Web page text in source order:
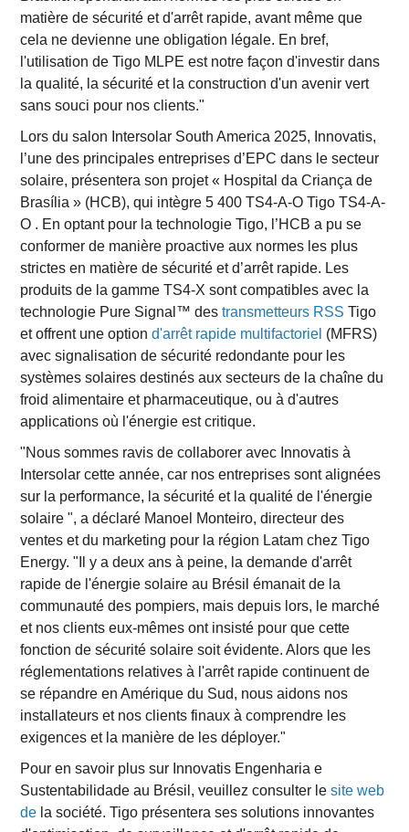
matière de sécurité et d'arrêt rapide, avant même que
cela ne devienne une obligation légale. En bref,
l'utilisation de Tigo MLPE est notre façon d'investir dans
la qualité, la sécurité et la construction d'un avenir vert
sans souci pour nos clients."
Lors du salon Intersolar South America 2025, Innovatis,
l’une des principales entreprises d’EPC dans le secteur
solaire, présentera son projet « Hospital da Criança de
Brasília » (HCB), qui intègre 5 400 TS4-A-O Tigo TS4-A-
O . En optant pour la technologie Tigo, l’HCB a pu se
conformer de manière proactive aux normes les plus
strictes en matière de sécurité et d’arrêt rapide. Les
produits de la gamme TS4-X sont compatibles avec la
technologie Pure Signal™ destransmetteurs RSS Tigo
et offrent une optiond'arrêt rapide multifactoriel (MFRS)
avec signalisation de sécurité redondante pour les
systèmes solaires destinés aux secteurs de la chaîne du
froid alimentaire et pharmaceutique, ou à d'autres
applications où l'énergie est critique.
"Nous sommes ravis de collaborer avec Innovatis à
Intersolar cette année, car nos entreprises sont alignées
sur la performance, la sécurité et la qualité de l'énergie
solaire ", a déclaré Manoel Monteiro, directeur des
ventes et du marketing pour la région Latam chez Tigo
Energy. "Il y a deux ans à peine, la demande d'arrêt
rapide de l'énergie solaire au Brésil émanait de la
communauté des pompiers, mais depuis lors, le marché
et nos clients eux-mêmes ont insisté pour que cette
fonction de sécurité solaire soit évidente. Alors que les
réglementations relatives à l'arrêt rapide continuent de
se répandre en Amérique du Sud, nous aidons nos
installateurs et nos clients finaux à comprendre les
exigences et la manière de les déployer."
Pour en savoir plus sur Innovatis Engenharia e
Sustentabilidade au Brésil, veuillez consulter lesite web
de la société. Tigo présentera ses solutions innovantes